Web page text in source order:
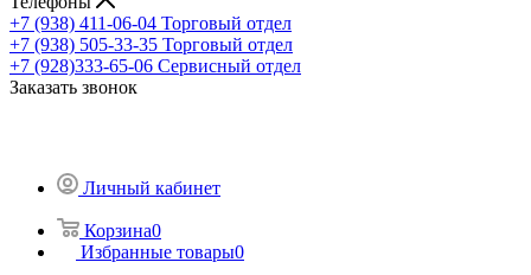
+7 (938) 411-06-04 Торговый отдел
+7 (938) 505-33-35 Торговый отдел
+7 (928)333-65-06 Сервисный отдел
Заказать звонок
Личный кабинет
Корзина0
Избранные товары0